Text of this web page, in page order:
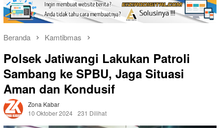
Beranda Kamtibmas
Polsek Jatiwangi Lakukan Patroli
Sambang ke SPBU, Jaga Situasi
Aman dan Kondusif
Zona Kabar
10 Oktober 2024 231 Dilihat